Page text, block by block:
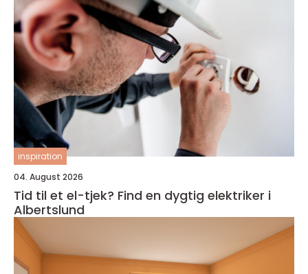
inspiration
04. August 2026
Tid til et el-tjek? Find en dygtig elektriker i
Albertslund